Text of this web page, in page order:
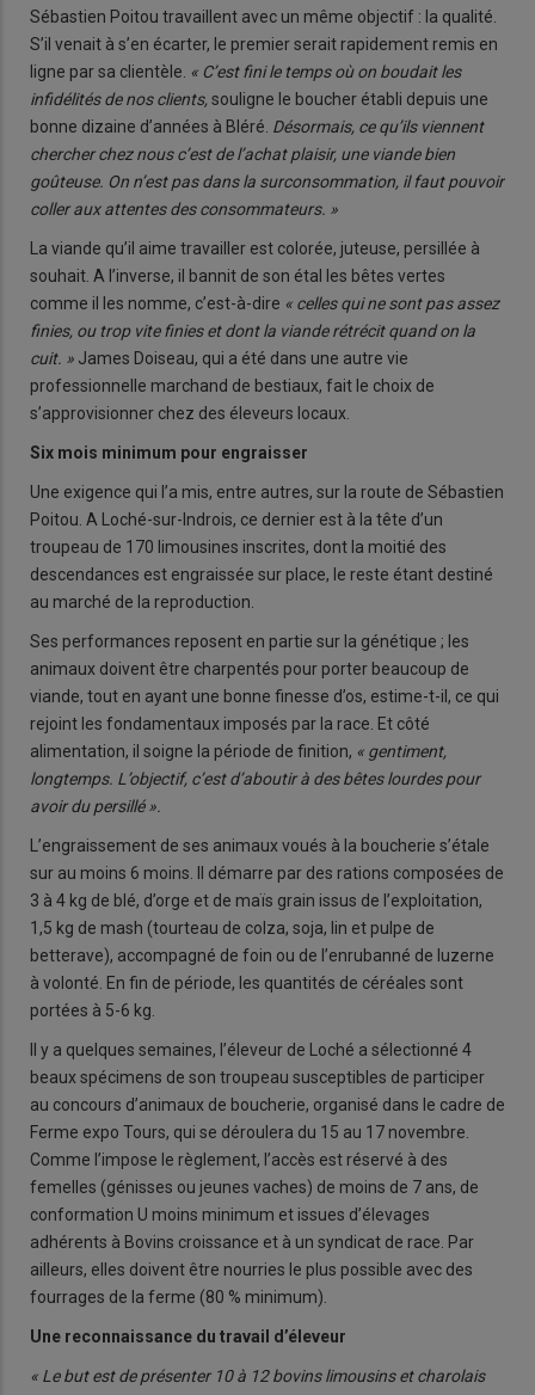
Sébastien Poitou travaillent avec un même objectif : la qualité.
S’il venait à s’en écarter, le premier serait rapidement remis en
ligne par sa clientèle. « C’est fini le temps où on boudait les
infidélités de nos clients, souligne le boucher établi depuis une
bonne dizaine d’années à Bléré. Désormais, ce qu’ils viennent
chercher chez nous c’est de l’achat plaisir, une viande bien
goûteuse. On n’est pas dans la surconsommation, il faut pouvoir
coller aux attentes des consommateurs. »
La viande qu’il aime travailler est colorée, juteuse, persillée à
souhait. A l’inverse, il bannit de son étal les bêtes vertes
comme il les nomme, c’est-à-dire « celles qui ne sont pas assez
finies, ou trop vite finies et dont la viande rétrécit quand on la
cuit. » James Doiseau, qui a été dans une autre vie
professionnelle marchand de bestiaux, fait le choix de
s’approvisionner chez des éleveurs locaux.
Six mois minimum pour engraisser
Une exigence qui l’a mis, entre autres, sur la route de Sébastien
Poitou. A Loché-sur-Indrois, ce dernier est à la tête d’un
troupeau de 170 limousines inscrites, dont la moitié des
descendances est engraissée sur place, le reste étant destiné
au marché de la reproduction.
Ses performances reposent en partie sur la génétique ; les
animaux doivent être charpentés pour porter beaucoup de
viande, tout en ayant une bonne finesse d’os, estime-t-il, ce qui
rejoint les fondamentaux imposés par la race. Et côté
alimentation, il soigne la période de finition, « gentiment,
longtemps. L’objectif, c’est d’aboutir à des bêtes lourdes pour
avoir du persillé ».
L’engraissement de ses animaux voués à la boucherie s’étale
sur au moins 6 moins. Il démarre par des rations composées de
3 à 4 kg de blé, d’orge et de maïs grain issus de l’exploitation,
1,5 kg de mash (tourteau de colza, soja, lin et pulpe de
betterave), accompagné de foin ou de l’enrubanné de luzerne
à volonté. En fin de période, les quantités de céréales sont
portées à 5-6 kg.
Il y a quelques semaines, l’éleveur de Loché a sélectionné 4
beaux spécimens de son troupeau susceptibles de participer
au concours d’animaux de boucherie, organisé dans le cadre de
Ferme expo Tours, qui se déroulera du 15 au 17 novembre.
Comme l’impose le règlement, l’accès est réservé à des
femelles (génisses ou jeunes vaches) de moins de 7 ans, de
conformation U moins minimum et issues d’élevages
adhérents à Bovins croissance et à un syndicat de race. Par
ailleurs, elles doivent être nourries le plus possible avec des
fourrages de la ferme (80 % minimum).
Une reconnaissance du travail d’éleveur
« Le but est de présenter 10 à 12 bovins limousins et charolais